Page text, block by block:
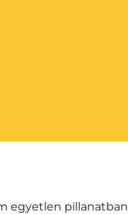
egyetlen